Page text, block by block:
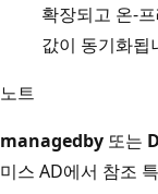
확장되고 온-
값이 동기화됩
노트
managedby 또는
미스 AD에서 참조